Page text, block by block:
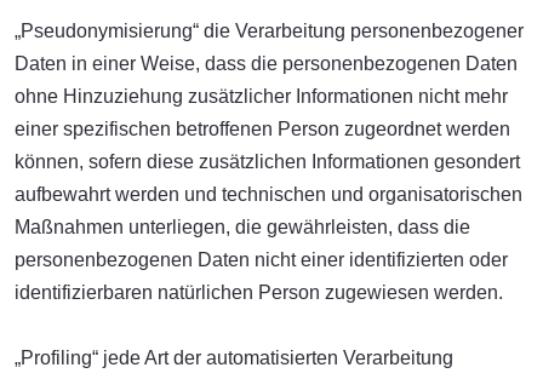
„Pseudonymisierung“ die Verarbeitung personenbezogener
Daten in einer Weise, dass die personenbezogenen Daten
ohne Hinzuziehung zusätzlicher Informationen nicht mehr
einer spezifischen betroffenen Person zugeordnet werden
können, sofern diese zusätzlichen Informationen gesondert
aufbewahrt werden und technischen und organisatorischen
Maßnahmen unterliegen, die gewährleisten, dass die
personenbezogenen Daten nicht einer identifizierten oder
identifizierbaren natürlichen Person zugewiesen werden.
„Profiling“ jede Art der automatisierten Verarbeitung